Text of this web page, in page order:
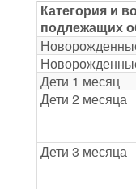
Категория и
подлежащих
Дети 1 месяц
Дети 2 месяца
Дети 3 месяца